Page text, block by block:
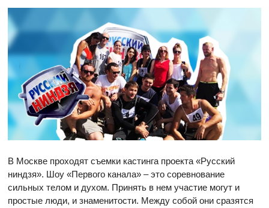
В Москве проходят съемки кастинга проекта «Русский
ниндзя». Шоу «Первого канала» – это соревнование
сильных телом и духом. Принять в нем участие могут и
простые люди, и знаменитости. Между собой они сразятся